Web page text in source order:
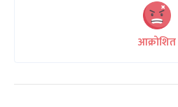
आक्रोशित